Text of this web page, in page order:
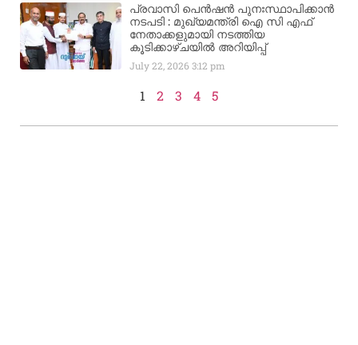
പ്രവാസി പെൻഷൻ പുനഃസ്ഥാപിക്കാൻ
നടപടി : മുഖ്യമന്ത്രി ഐ സി എഫ്
നേതാക്കളുമായി നടത്തിയ
കൂടിക്കാഴ്ചയിൽ അറിയിപ്പ്
July 22, 20263:12 pm
1 2 3 4 5